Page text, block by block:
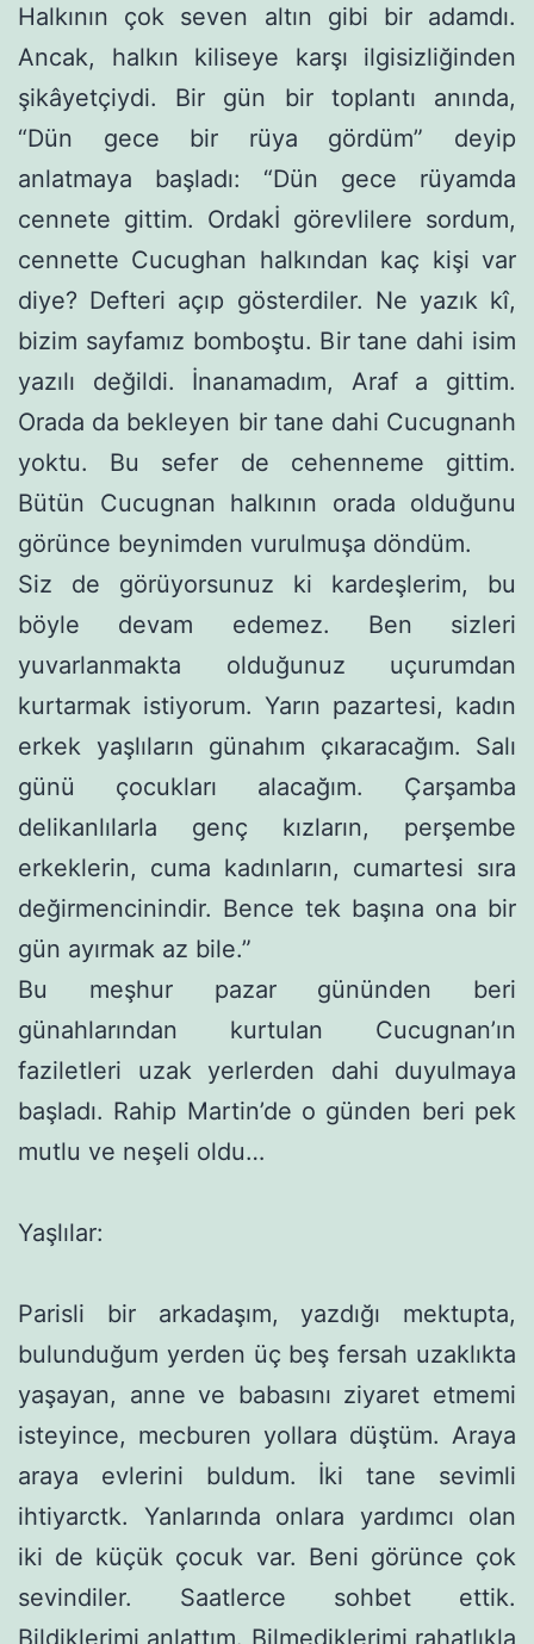
Halkının çok seven altın gibi bir adamdı.
Ancak, halkın kiliseye karşı ilgisizliğinden
şikâyetçiydi. Bir gün bir toplantı anında,
“Dün gece bir rüya gör­düm” deyip
anlatmaya başladı: “Dün gece rüyamda
cennete gittim. Ordakİ görevlilere sordum,
cennette Cucughan halkından kaç kişi var
diye? Defteri açıp gösterdiler. Ne yazık kî,
bizim sayfamız bomboştu. Bir tane dahi isim
yazılı değildi. İnanamadım, Araf a gittim.
Orada da bek­leyen bir tane dahi Cucugnanh
yoktu. Bu sefer de cehenneme gittim.
Bütün Cucugnan halkının orada olduğunu
görünce beynimden vurul­muşa döndüm.
Siz de görüyorsunuz ki kardeşlerim, bu
böyle devam edemez. Ben sizleri
yuvarlanmakta olduğunuz uçurumdan
kurtarmak istiyorum. Yarın pazartesi, kadın
erkek yaşlıların günahım çıkaracağım. Salı
günü çocukları alacağım. Çarşamba
delikanlılarla genç kızların, perşembe
erkeklerin, cuma kadınların, cumartesi sıra
değirmencinindir. Bence tek başına ona bir
gün ayırmak az bile.”
Bu meşhur pazar gününden beri
günahlarından kurtulan Cucugnan’ın
faziletleri uzak yerlerden dahi duyulmaya
başladı. Rahip Martin’de o günden beri pek
mutlu ve neşeli oldu…
Yaşlılar:
Parisli bir arkadaşım, yazdığı mektupta,
bulundu­ğum yerden üç beş fersah uzaklıkta
yaşayan, anne ve babasını ziyaret etmemi
isteyince, mecburen yollara düştüm. Araya
araya evlerini buldum. İki tane sevimli
ihtiyarctk. Yanlarında onlara yardımcı olan
iki de küçük çocuk var. Beni görünce çok
sevindi­ler. Saatlerce sohbet ettik.
Bildiklerimi anlattım. Bilmediklerimi rahatlıkla